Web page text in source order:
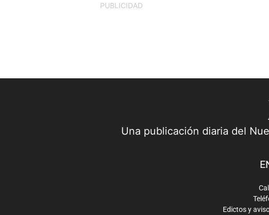
PUBLICIDAD
Una publicación diaria del
Edictos y